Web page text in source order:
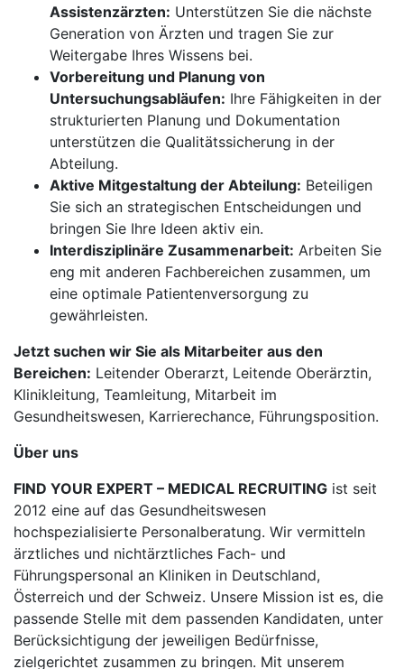
Assistenzärzten: Unterstützen Sie die nächste
Generation von Ärzten und tragen Sie zur
Weitergabe Ihres Wissens bei.
Vorbereitung und Planung von
Untersuchungsabläufen: Ihre Fähigkeiten in der
strukturierten Planung und Dokumentation
unterstützen die Qualitätssicherung in der
Abteilung.
Aktive Mitgestaltung der Abteilung: Beteiligen
Sie sich an strategischen Entscheidungen und
bringen Sie Ihre Ideen aktiv ein.
Interdisziplinäre Zusammenarbeit: Arbeiten Sie
eng mit anderen Fachbereichen zusammen, um
eine optimale Patientenversorgung zu
gewährleisten.
Jetzt suchen wir Sie als Mitarbeiter aus den
Bereichen: Leitender Oberarzt, Leitende Oberärztin,
Klinikleitung, Teamleitung, Mitarbeit im
Gesundheitswesen, Karrierechance, Führungsposition.
Über uns
FIND YOUR EXPERT – MEDICAL RECRUITING ist seit
2012 eine auf das Gesundheitswesen
hochspezialisierte Personalberatung. Wir vermitteln
ärztliches und nichtärztliches Fach- und
Führungspersonal an Kliniken in Deutschland,
Österreich und der Schweiz. Unsere Mission ist es, die
passende Stelle mit dem passenden Kandidaten, unter
Berücksichtigung der jeweiligen Bedürfnisse,
zielgerichtet zusammen zu bringen. Mit unserem